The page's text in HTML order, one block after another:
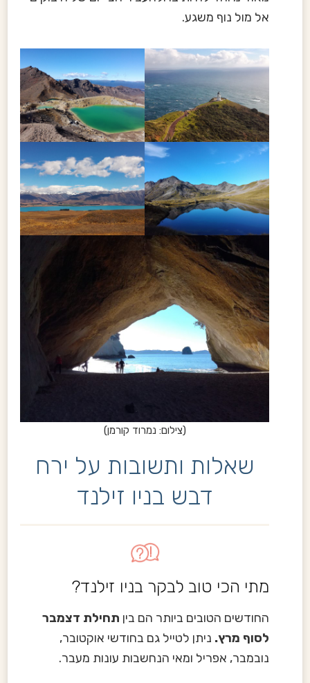
אל מול נוף משגע.
(צילום: נמרוד קורמן)
שאלות ותשובות על ירח
דבש בניו זילנד
מתי הכי טוב לבקר בניו זילנד?
החודשים הטובים ביותר הם בין תחילת דצמבר
לסוף מרץ. ניתן לטייל גם בחודשי אוקטובר,
נובמבר, אפריל ומאי הנחשבות עונות מעבר.